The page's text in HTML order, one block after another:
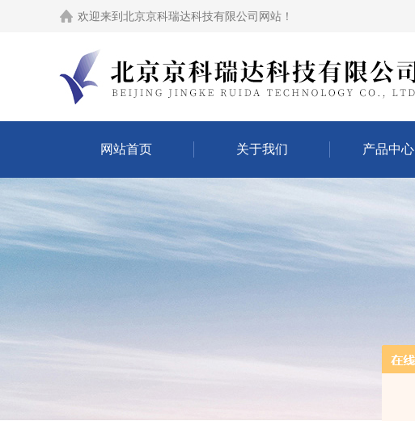
欢迎来到 北京京科瑞达科技有限公司网站 ！
网站首页 关于我们 产品中心